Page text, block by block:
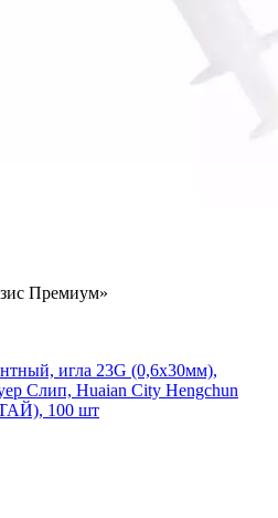
Премиум»
игла 23G (0,6х30мм),
Слип, Huaian City Hengchun
100 шт